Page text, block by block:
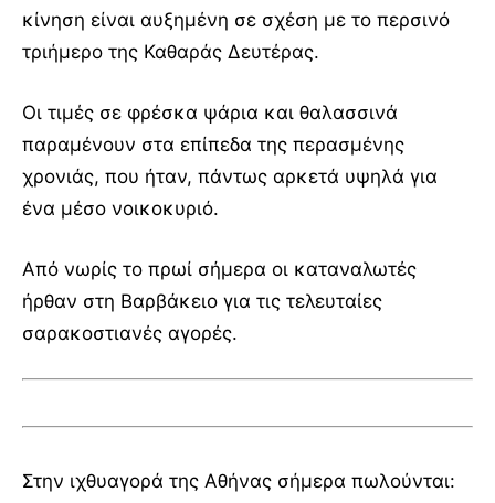
κίνηση είναι αυξημένη σε σχέση με το περσινό
τριήμερο της Καθαράς Δευτέρας.
Οι τιμές σε φρέσκα ψάρια και θαλασσινά
παραμένουν στα επίπεδα της περασμένης
χρονιάς, που ήταν, πάντως αρκετά υψηλά για
ένα μέσο νοικοκυριό.
Από νωρίς το πρωί σήμερα οι καταναλωτές
ήρθαν στη Βαρβάκειο για τις τελευταίες
σαρακοστιανές αγορές.
Στην ιχθυαγορά της Αθήνας σήμερα πωλούνται: